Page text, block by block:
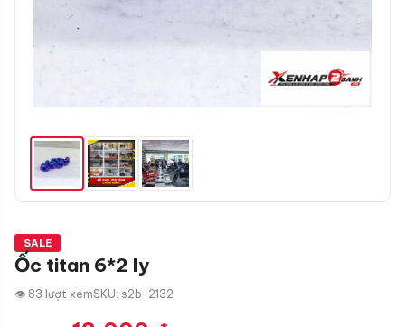
SALE
Ốc titan 6*2 ly
👁 83 lượt xemSKU: s2b-2132
Giá